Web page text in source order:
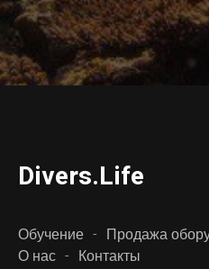
Divers.Life
Обучение Продажа
О нас
Контакты